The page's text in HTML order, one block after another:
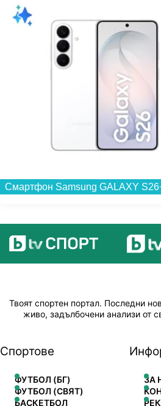
Твоят спортен портал. Последни
живо, задълбочени анализи от
Спортове
ФУТБОЛ (БГ)
ФУТБОЛ (СВЯТ)
БАСКЕТБОЛ
ЗА